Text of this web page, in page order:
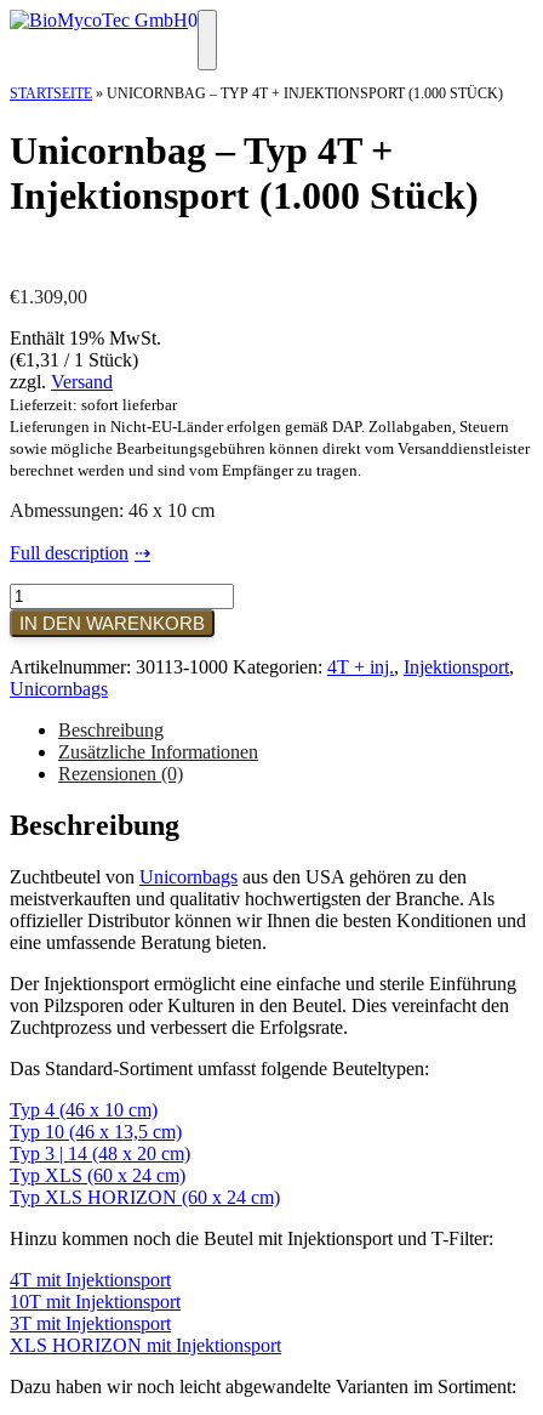
Zum
0
STARTSEITE » UNICORNBAG – TYP 4T + INJEKTIONSPORT (1.000 STÜCK)
Unicornbag – Typ 4T +
Injektionsport (1.000 Stück)
€1.309,00
Enthält 19% MwSt.
(€1,31 / 1 Stück)
zzgl. Versand
Lieferzeit: sofort lieferbar
Lieferungen in Nicht-EU-Länder erfolgen gemäß DAP. Zollabgaben, Steuern
sowie mögliche Bearbeitungsgebühren können direkt vom Versanddienstleister
berechnet werden und sind vom Empfänger zu tragen.
Abmessungen: 46 x 10 cm
Full description
Unicornbag
-
Typ
4T
+
Injektionsport
(1.000
Stück)
Menge
IN DEN WARENKORB
Artikelnummer: 30113-1000 Kategorien: 4T + inj., Injektionsport,
Unicornbags
Beschreibung
Zusätzliche Informationen
Rezensionen (0)
Beschreibung
Zuchtbeutel von Unicornbags aus den USA gehören zu den
meistverkauften und qualitativ hochwertigsten der Branche. Als
offizieller Distributor können wir Ihnen die besten Konditionen und
eine umfassende Beratung bieten.
Der Injektionsport ermöglicht eine einfache und sterile Einführung
von Pilzsporen oder Kulturen in den Beutel. Dies vereinfacht den
Zuchtprozess und verbessert die Erfolgsrate.
Das Standard-Sortiment umfasst folgende Beuteltypen:
Typ 4 (46 x 10 cm)
Typ 10 (46 x 13,5 cm)
Typ 3 | 14 (48 x 20 cm)
Typ XLS (60 x 24 cm)
Typ XLS HORIZON (60 x 24 cm)
Hinzu kommen noch die Beutel mit Injektionsport und T-Filter:
4T mit Injektionsport
10T mit Injektionsport
3T mit Injektionsport
XLS HORIZON mit Injektionsport
Dazu haben wir noch leicht abgewandelte Varianten im Sortiment: